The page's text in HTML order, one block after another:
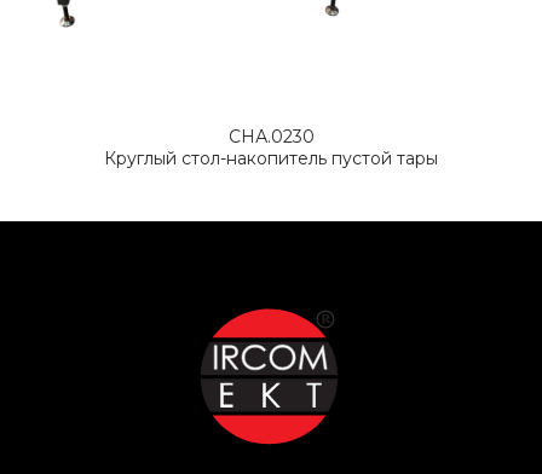
СНА.0230
Круглый стол-накопитель пустой тары